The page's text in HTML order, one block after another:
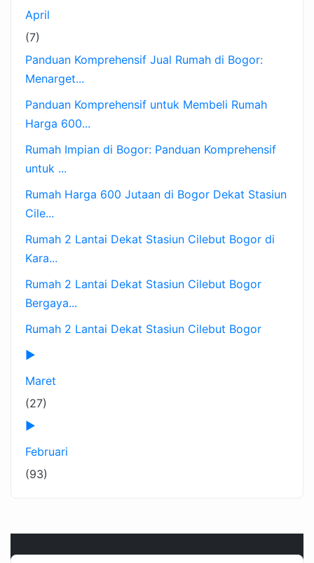
April
(7)
Panduan Komprehensif Jual Rumah di Bogor:
Menarget...
Panduan Komprehensif untuk Membeli Rumah
Harga 600...
Rumah Impian di Bogor: Panduan Komprehensif
untuk ...
Rumah Harga 600 Jutaan di Bogor Dekat Stasiun
Cile...
Rumah 2 Lantai Dekat Stasiun Cilebut Bogor di
Kara...
Rumah 2 Lantai Dekat Stasiun Cilebut Bogor
Bergaya...
Rumah 2 Lantai Dekat Stasiun Cilebut Bogor
►
Maret
(27)
►
Februari
(93)